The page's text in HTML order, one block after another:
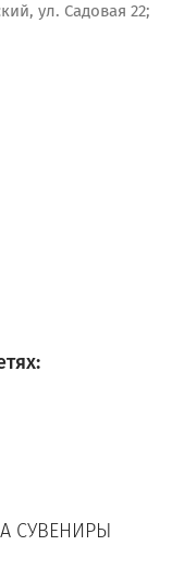
СУВЕНИРЫ
ул. Садовая 22;